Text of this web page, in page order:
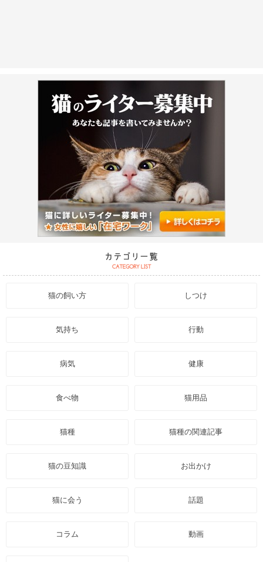
猫の飼い方 しつけ
気持ち 行動
病気 健康
食べ物 猫用品
猫種 猫種の関連記事
猫の豆知識 お出かけ
猫に会う 話題
コラム 動画